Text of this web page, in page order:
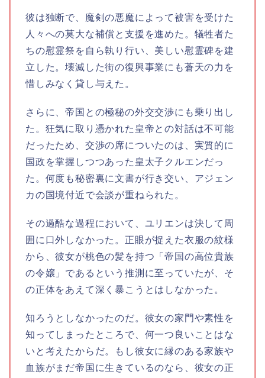
彼は独断で、魔剣の悪魔によって被害を受けた
人々への莫大な補償と支援を進めた。犠牲者た
ちの慰霊祭を自ら執り行い、美しい慰霊碑を建
立した。壊滅した街の復興事業にも蒼天の力を
惜しみなく貸し与えた。
さらに、帝国との極秘の外交交渉にも乗り出し
た。狂気に取り憑かれた皇帝との対話は不可能
だったため、交渉の席についたのは、実質的に
国政を掌握しつつあった皇太子クルエンだっ
た。何度も秘密裏に文書が行き交い、アジェン
カの国境付近で会談が重ねられた。
その過酷な過程において、ユリエンは決して周
囲に口外しなかった。正眼が捉えた衣服の紋様
から、彼女が桃色の髪を持つ「帝国の高位貴族
の令嬢」であるという推測に至っていたが、そ
の正体をあえて深く暴こうとはしなかった。
知ろうとしなかったのだ。彼女の家門や素性を
知ってしまったところで、何一つ良いことはな
いと考えたからだ。もし彼女に縁のある家族や
血族がまだ帝国に生きているのなら、彼女の正